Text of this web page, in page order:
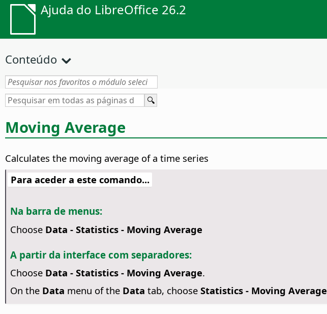
Ajuda do LibreOffice 26.2
Conteúdo
Moving Average
Calculates the moving average of a time series
Para aceder a este comando...
Na barra de menus:
Choose Data - Statistics - Moving Average
A partir da interface com separadores:
Choose Data - Statistics - Moving Average.
On the Data menu of the Data tab, choose Statistics - Moving Average